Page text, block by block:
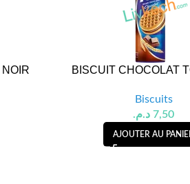
BISCUIT CHOCOLAT
Biscuits
7,50 د.م.
AJOUTER AU